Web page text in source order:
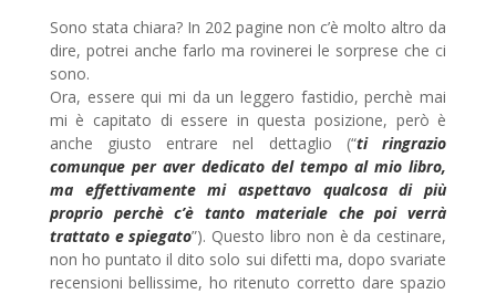
Sono stata chiara? In 202 pagine non c’è molto altro da
dire, potrei anche farlo ma rovinerei le sorprese che ci
sono.
Ora, essere qui mi da un leggero fastidio, perchè mai
mi è capitato di essere in questa posizione, però è
anche giusto entrare nel dettaglio (“ti ringrazio
comunque per aver dedicato del tempo al mio libro,
ma effettivamente mi aspettavo qualcosa di più
proprio perchè c’è tanto materiale che poi verrà
trattato e spiegato”). Questo libro non è da cestinare,
non ho puntato il dito solo sui difetti ma, dopo svariate
recensioni bellissime, ho ritenuto corretto dare spazio